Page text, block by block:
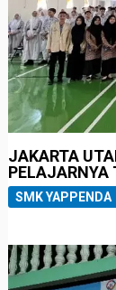
JAKARTA
PELAJARNYA
SMK YAPPENDA